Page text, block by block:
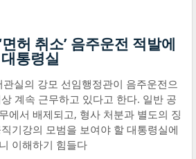
면허 취소’ 음주운전 적발에
통령실
실의 강모 선임행정관이 음주운전으
계속 근무하고 있다고 한다. 일반 공
에서 배제되고, 형사 처분과 별도의 징
기강의 모범을 보여야 할 대통령실에
이해하기 힘들다